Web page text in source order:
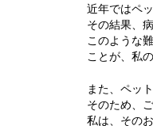
近年ではペ
その結果、
このような
ことが、私
また、ペッ
そのため、
私は、その